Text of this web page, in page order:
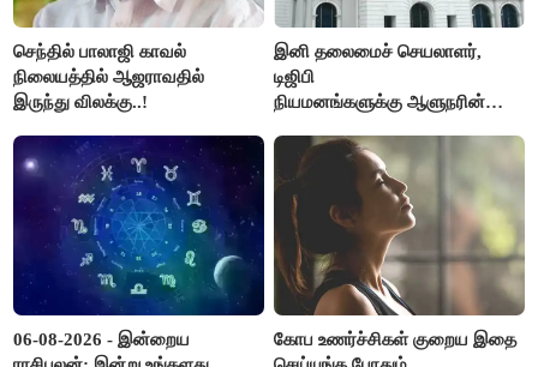
செந்தில் பாலாஜி காவல்
நிலையத்தில் ஆஜராவதில்
இருந்து விலக்கு..!
இனி தலைமைச் செயலாளர்,
டிஜிபி
நியமனங்களுக்கு ஆளுநரின்
தமிழ்நாடு அரசு அதிரடி..!
06-08-2026 - இன்றைய
கோப உணர்ச்சிகள் குறைய இதை